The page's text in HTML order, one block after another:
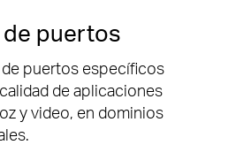
puertos
puertos específicos
de aplicaciones
y video, en dominios